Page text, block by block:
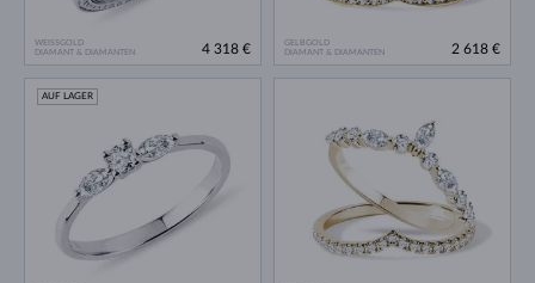
WEISSGOLD
DIAMANT & DIAMANTEN
4 318 €
GELBGOLD
DIAMANT & DIAMANTEN
2 618 €
AUF LAGER